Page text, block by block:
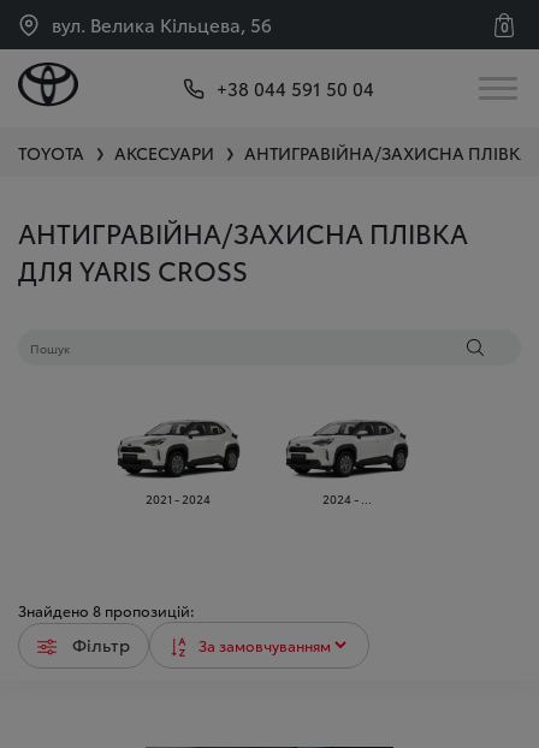
вул. Велика Кільцева, 56 0
+38 044 591 50 04
TOYOTA ❯ АКСЕСУАРИ ❯ АНТИГРАВІЙНА/ЗАХИСНА ПЛІВКА
АНТИГРАВІЙНА/ЗАХИСНА ПЛІВКА
ДЛЯ YARIS CROSS
2021 - 2024 2024 - ...
Знайдено 8 пропозицій:
Фільтр